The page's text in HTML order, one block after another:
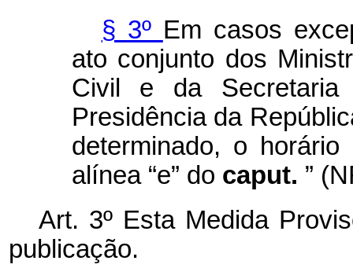
§ 3º Em casos
ato conjunto dos
Civil e da Secretaria
Presidência da
determinado, o
alínea “e” do caput. ”
Art. 3º Esta Medida
publicação.